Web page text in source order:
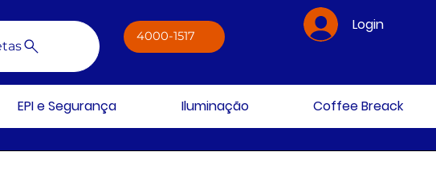
4000-1517
Login
EPI e Segurança Iluminação Coffee Breack